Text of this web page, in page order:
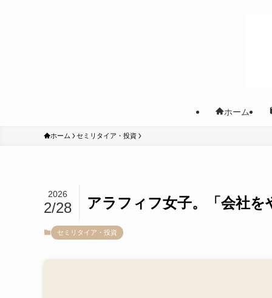
ホーム
ホーム セミリタイア・投資
アラフィフ女子。「会社
2026
2/28
セミリタイア・投資